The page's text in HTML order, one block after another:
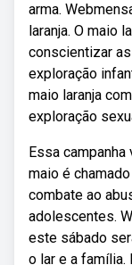
arma.
laranja. O maio
conscientizar
exploração
maio laranja
exploração
Essa
maio é
combate ao
adolescentes.
este sábado
o lar e a família.